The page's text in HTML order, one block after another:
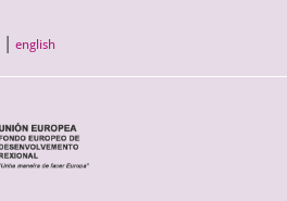
english